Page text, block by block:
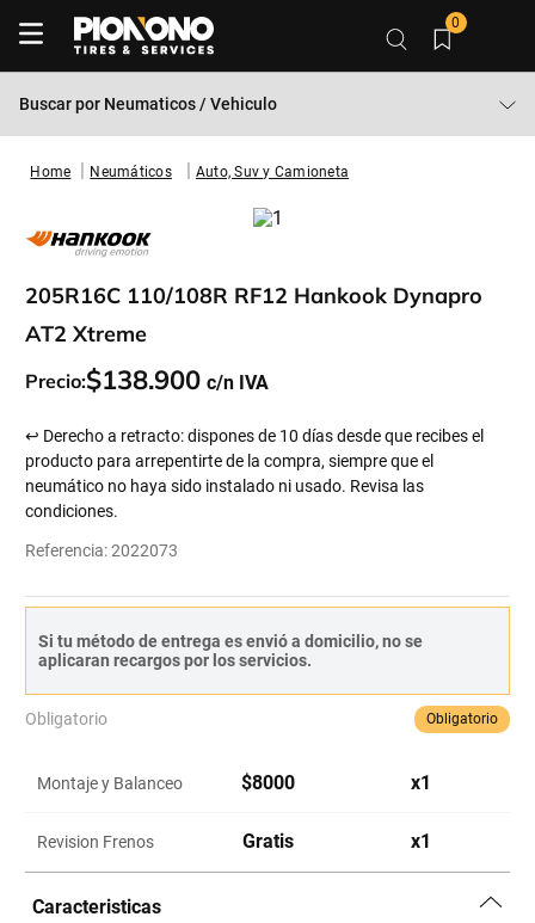
0
Buscar por Neumaticos / Vehiculo
Neumáticos Auto, Suv y Camioneta
205R16C 110/108R RF12 Hankook Dynapro
AT2 Xtreme
Precio:$138.900
↩ Derecho a retracto: dispones de 10 días desde que recibes el
producto para arrepentirte de la compra, siempre que el
neumático no haya sido instalado ni usado. Revisa las
condiciones.
Referencia:2022073
Si tu método de entrega es envió a domicilio, no se
aplicaran recargos por los servicios.
Obligatorio Obligatorio
Montaje y Balanceo $8000 x1
Revision Frenos Gratis x1
Caracteristicas